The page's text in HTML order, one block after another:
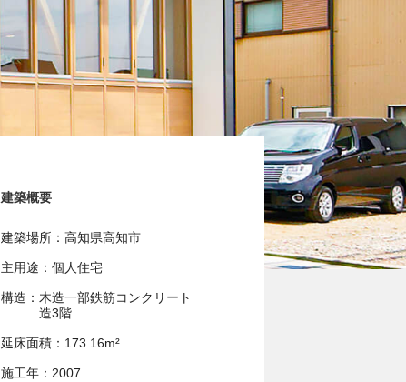
建築概要
建築場所 高知県高知市
主用途 個人住宅
構造
木造一部鉄筋コンクリート
造3階
延床面積 173.16m²
施工年 2007